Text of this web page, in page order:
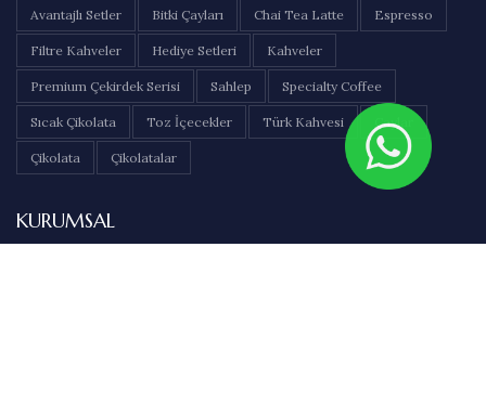
Avantajlı Setler Bitki Çayları Chai Tea Latte Espresso
Filtre Kahveler Hediye Setleri Kahveler
Premium Çekirdek Serisi Sahlep Specialty Coffee
Sıcak Çikolata Toz İçecekler Türk Kahvesi Çaylar
Çikolata Çikolatalar
KURUMSAL